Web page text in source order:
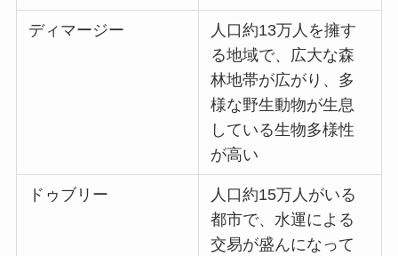
ディマージー
人口約13万人を擁す
る地域で、広大な森
林地帯が広がり、多
様な野生動物が生息
している生物多様性
が高い
ドゥブリー
人口約15万人がいる
都市で、水運による
交易が盛んになって